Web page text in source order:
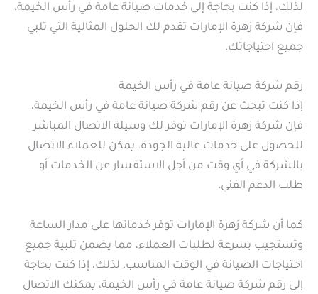
لذلك، إذا كنت بحاجة إلى خدمات صيانة عامة في رأس الخيمة،
فإن شركة زهرة الإمارات تقدم لك الحلول المثالية التي تلبي
جميع احتياجاتك.
رقم شركة صيانة عامة في رأس الخيمة
إذا كنت تبحث عن رقم شركة صيانة عامة في رأس الخيمة،
فإن شركة زهرة الإمارات توفر لك وسيلة الاتصال المباشر
للحصول على خدمات عالية الجودة. يمكن للعملاء الاتصال
بالشركة في أي وقت من أجل الاستفسار عن الخدمات أو
طلب الدعم الفني.
كما أن شركة زهرة الإمارات توفر خدماتها على مدار الساعة
وتستجيب بسرعة لطلبات العملاء، مما يضمن تلبية جميع
احتياجات الصيانة في الوقت المناسب. لذلك، إذا كنت بحاجة
إلى رقم شركة صيانة عامة في رأس الخيمة، يمكنك الاتصال